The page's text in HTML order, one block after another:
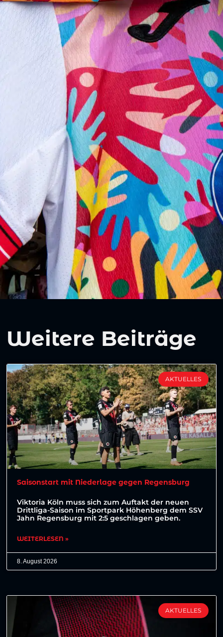
Weitere Beiträge
AKTUELLES
Saisonstart mit Niederlage gegen Regensburg
Viktoria Köln muss sich zum Auftakt der neuen
Drittliga-Saison im Sportpark Höhenberg dem SSV
Jahn Regensburg mit 2:5 geschlagen geben.
WEITERLESEN »
8. August 2026
AKTUELLES